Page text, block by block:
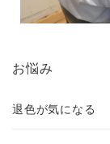
お悩み
退色が気になる